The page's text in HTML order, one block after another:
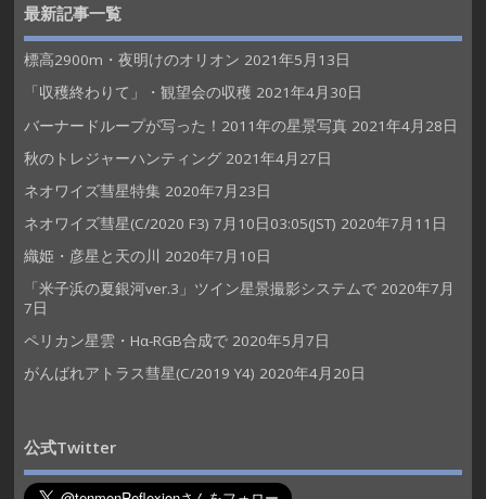
最新記事一覧
標高2900m・夜明けのオリオン 2021年5月13日
「収穫終わりて」・観望会の収穫 2021年4月30日
バーナードループが写った！2011年の星景写真 2021年4月28日
秋のトレジャーハンティング 2021年4月27日
ネオワイズ彗星特集 2020年7月23日
ネオワイズ彗星(C/2020 F3) 7月10日03:05(JST) 2020年7月11日
織姫・彦星と天の川 2020年7月10日
「米子浜の夏銀河ver.3」ツイン星景撮影システムで 2020年7月
7日
ペリカン星雲・Hα-RGB合成で 2020年5月7日
がんばれアトラス彗星(C/2019 Y4) 2020年4月20日
公式Twitter